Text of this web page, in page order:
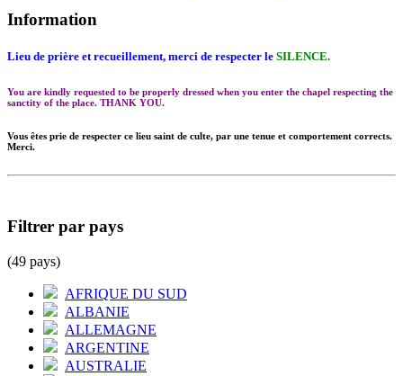
Information
Lieu de prière et recueillement, merci de respecter le SILENCE.
You are kindly requested to be properly dressed when you enter the chapel respecting the
sanctity of the place. THANK YOU.
Vous êtes prie de respecter ce lieu saint de culte, par une tenue et comportement corrects.
Merci.
Filtrer par pays
(49 pays)
AFRIQUE DU SUD
ALBANIE
ALLEMAGNE
ARGENTINE
AUSTRALIE